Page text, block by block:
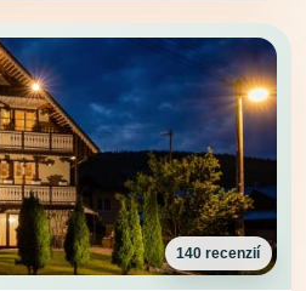
140 recenzií